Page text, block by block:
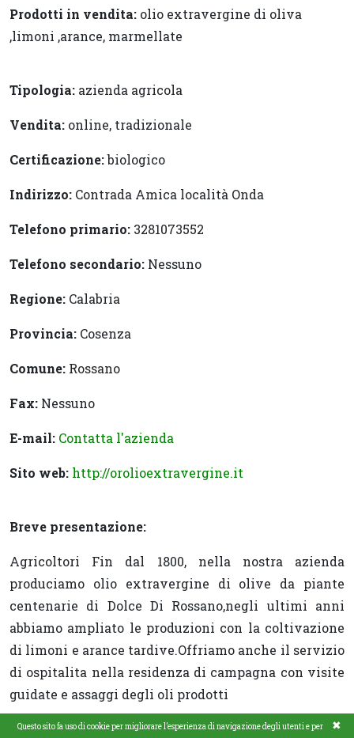
Prodotti in vendita: olio extravergine di oliva
,limoni ,arance, marmellate
Tipologia: azienda agricola
Vendita: online, tradizionale
Certificazione:biologico
Indirizzo: Contrada Amica località Onda
Telefono primario: 3281073552
Telefono secondario: Nessuno
Regione: Calabria
Provincia: Cosenza
Comune: Rossano
Fax: Nessuno
E-mail: Contatta l'azienda
Sito web: http://orolioextravergine.it
Breve presentazione:
Agricoltori Fin dal 1800, nella nostra azienda
produciamo olio extravergine di olive da piante
centenarie di Dolce Di Rossano,negli ultimi anni
abbiamo ampliato le produzioni con la coltivazione
di limoni e arance tardive.Offriamo anche il servizio
di ospitalita nella residenza di campagna con visite
guidate e assaggi degli oli prodotti
✖
Questo sito fa uso di cookie per migliorare l’esperienza di navigazione degli utenti e per